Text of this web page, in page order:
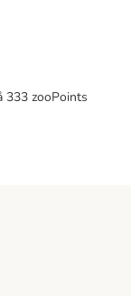
333 zooPoints